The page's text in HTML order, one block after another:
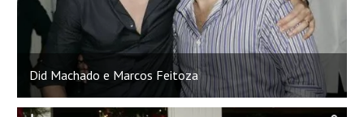
Did Machado e Marcos Feitoza